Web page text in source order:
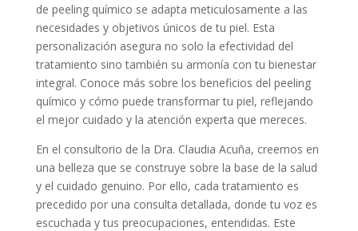
de peeling químico se adapta meticulosamente a las
necesidades y objetivos únicos de tu piel. Esta
personalización asegura no solo la efectividad del
tratamiento sino también su armonía con tu bienestar
integral. Conoce más sobre los beneficios del peeling
químico y cómo puede transformar tu piel, reflejando
el mejor cuidado y la atención experta que mereces.
En el consultorio de la Dra. Claudia Acuña, creemos en
una belleza que se construye sobre la base de la salud
y el cuidado genuino. Por ello, cada tratamiento es
precedido por una consulta detallada, donde tu voz es
escuchada y tus preocupaciones, entendidas. Este